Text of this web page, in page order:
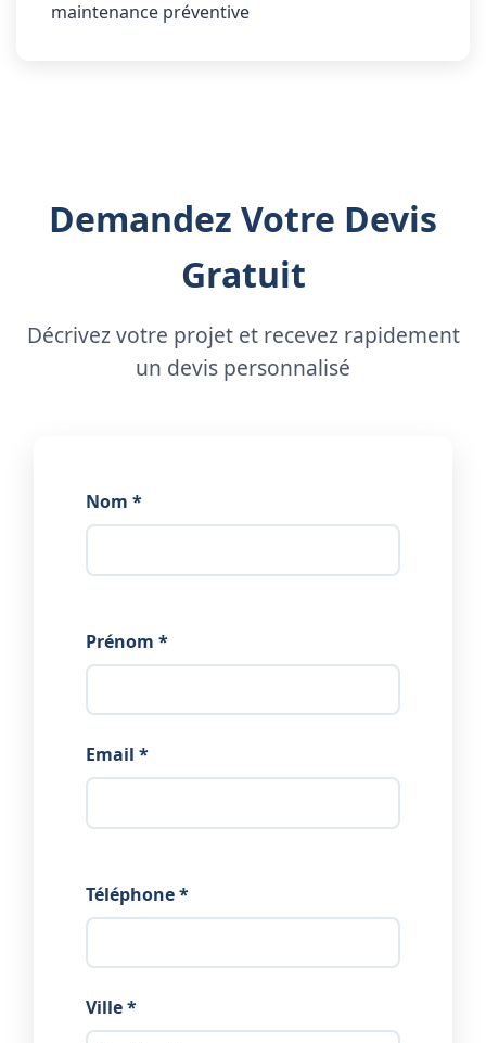
maintenance préventive
Demandez Votre Devis
Gratuit
Décrivez votre projet et recevez rapidement
un devis personnalisé
Nom *
Prénom *
Email *
Téléphone *
Ville *